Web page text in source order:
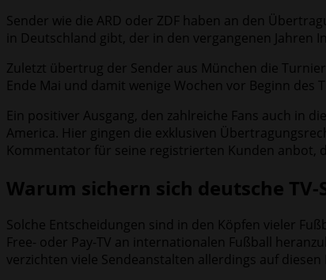
Sender wie die ARD oder ZDF haben an den
in Deutschland gibt, der in den vergangenen
Zuletzt übertrug der Sender aus München die
Ende Mai und damit wenige Wochen vor Beginn
Ein positiver Ausgang, den zahlreiche Fans auch in
America. Hier gingen die exklusiven
Kommentator für seine registrierten Kunden anbot,
Warum sichern sich deutsche
Solche Entscheidungen sind in den Köpfen vieler
Free- oder Pay-TV an internationalen Fußball
verzichten viele Sendeanstalten allerdings auf